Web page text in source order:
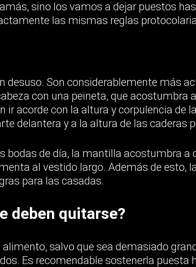
sino los vamos a dejar puestos
las mismas reglas
desuso. Son considerablemente más
con una peineta, que acostumbra
acorde con la altura y corpulencia de
delantera y a la altura de las caderas
bodas de día, la mantilla acostumbra
al vestido largo. Además de esto,
para las casadas.
deben quitarse?
salvo que sea demasiado
Es recomendable sostenerla